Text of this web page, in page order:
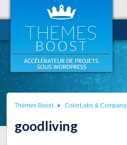
Thèmes Boost ColorLabs & Company
goodliving